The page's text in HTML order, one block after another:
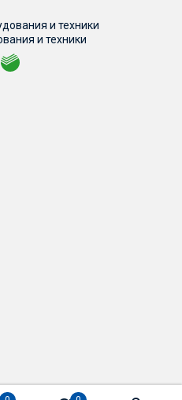
и техники